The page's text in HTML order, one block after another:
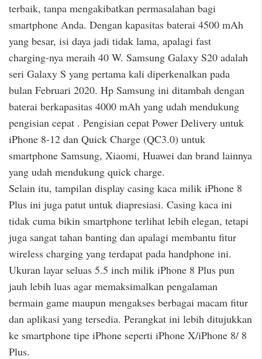
terbaik, tanpa mengakibatkan permasalahan bagi
smartphone Anda. Dengan kapasitas baterai 4500 mAh
yang besar, isi daya jadi tidak lama, apalagi fast
charging-nya meraih 40 W. Samsung Galaxy S20 adalah
seri Galaxy S yang pertama kali diperkenalkan pada
bulan Februari 2020. Hp Samsung ini ditambah dengan
baterai berkapasitas 4000 mAh yang udah mendukung
pengisian cepat . Pengisian cepat Power Delivery untuk
iPhone 8-12 dan Quick Charge (QC3.0) untuk
smartphone Samsung, Xiaomi, Huawei dan brand lainnya
yang udah mendukung quick charge.
Selain itu, tampilan display casing kaca milik iPhone 8
Plus ini juga patut untuk diapresiasi. Casing kaca ini
tidak cuma bikin smartphone terlihat lebih elegan, tetapi
juga sangat tahan banting dan apalagi membantu fitur
wireless charging yang terdapat pada handphone ini.
Ukuran layar seluas 5.5 inch milik iPhone 8 Plus pun
jauh lebih luas agar memaksimalkan pengalaman
bermain game maupun mengakses berbagai macam fitur
dan aplikasi yang tersedia. Perangkat ini lebih ditujukkan
ke smartphone tipe iPhone seperti iPhone X/iPhone 8/ 8
Plus.